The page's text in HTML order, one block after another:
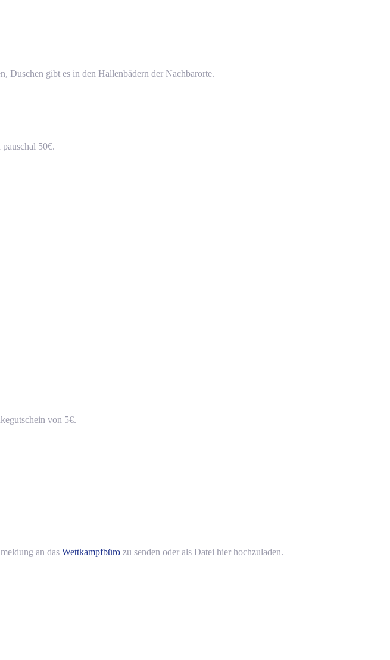
Duschen gibt es in den Hallenbädern der Nachbarorte.
50€.
von 5€.
an das Wettkampfbüro zu senden oder als Datei hier hochzuladen.